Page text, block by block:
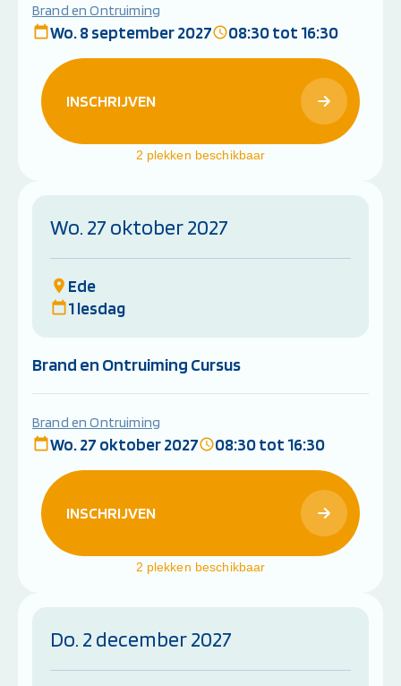
Brand en Ontruiming
Wo. 8 september 2027 08:30 tot 16:30
INSCHRIJVEN
2 plekken beschikbaar
Wo. 27 oktober 2027
Ede
1 lesdag
Brand en Ontruiming Cursus
Brand en Ontruiming
Wo. 27 oktober 2027 08:30 tot 16:30
INSCHRIJVEN
2 plekken beschikbaar
Do. 2 december 2027